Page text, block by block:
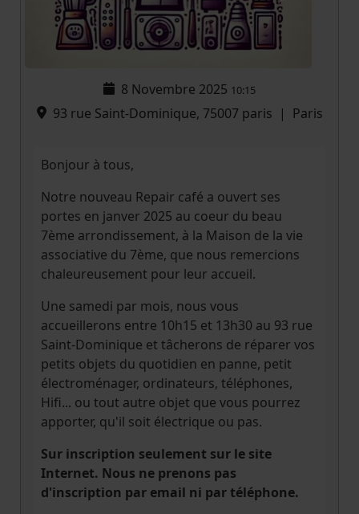
8 Novembre 2025 10:15
93 rue Saint-Dominique, 75007 paris | Paris
Bonjour à tous,
Notre nouveau Repair café a ouvert ses
portes en janver 2025 au coeur du beau
7ème arrondissement, à la Maison de la vie
associative du 7ème, que nous remercions
chaleureusement pour leur accueil.
Une samedi par mois, nous vous
accueillerons entre 10h15 et 13h30 au 93 rue
Saint-Dominique et tâcherons de réparer vos
petits objets du quotidien en panne, petit
électroménager, ordinateurs, téléphones,
Hifi... ou tout autre objet que vous pourrez
apporter, qu'il soit électrique ou pas.
Sur inscription seulement sur le site
Internet. Nous ne prenons pas
d'inscription par email ni par téléphone.